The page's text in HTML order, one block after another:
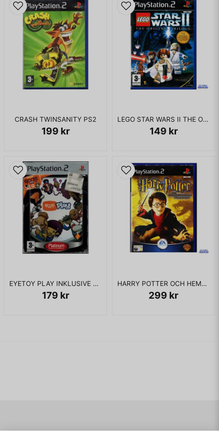
CRASH TWINSANITY PS2
199 kr
LEGO STAR WARS II THE ORIGINAL TRILOGY PS2
149 kr
EYETOY PLAY INKLUSIVE KAMERA PS2
179 kr
HARRY POTTER OCH HEMLIGHETERNAS KAMMARE PS2
299 kr
Village People "YMCA"
Good Charlotte "Girls and Boys"
Blondie "Heart of Glass"
Dido "Thank You"
Atomic Kitten "Eternal Flame"
Blue "One Love"
UTAN MANUAL